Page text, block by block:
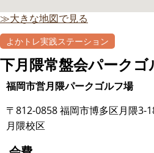
≫大きな地図で見る
よかトレ実践ステーション
下月隈常盤会パークゴ
福岡市営月隈パークゴルフ場
〒812-0858 福岡市博多区月隈3-
月隈校区